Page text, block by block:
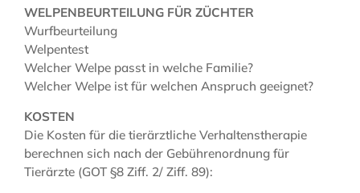
WELPENBEURTEILUNG FÜR ZÜCHTER
Wurfbeurteilung
Welpentest
Welcher Welpe passt in welche Familie?
Welcher Welpe ist für welchen Anspruch geeignet?
KOSTEN
Die Kosten für die tierärztliche Verhaltenstherapie
berechnen sich nach der Gebührenordnung für
Tierärzte (GOT §8 Ziff. 2/ Ziff. 89):